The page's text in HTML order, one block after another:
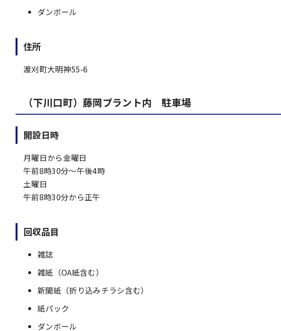
ダンボール
住所
渡刈町大明神55-6
（下川口町）藤岡プラント内 駐車場
開設日時
月曜日から金曜日
午前8時30分～午後4時
土曜日
午前8時30分から正午
回収品目
雑誌
雑紙（OA紙含む）
新聞紙（折り込みチラシ含む）
紙パック
ダンボール